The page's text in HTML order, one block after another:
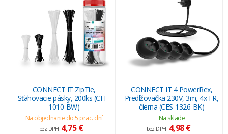
CONNECT IT ZipTie,
Sťahovacie pásky, 200ks (CFF-
1010-BW)
Na objednanie do 5 prac. dní
bez DPH 4,75 €
CONNECT IT 4 PowerRex,
Predlžovačka 230V, 3m, 4x FR,
čierna (CES-1326-BK)
Na sklade
bez DPH 4,98 €